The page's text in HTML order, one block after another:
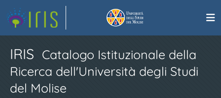
IRIS Catalogo Istituzionale della
Ricerca dell'Università degli Studi
del Molise